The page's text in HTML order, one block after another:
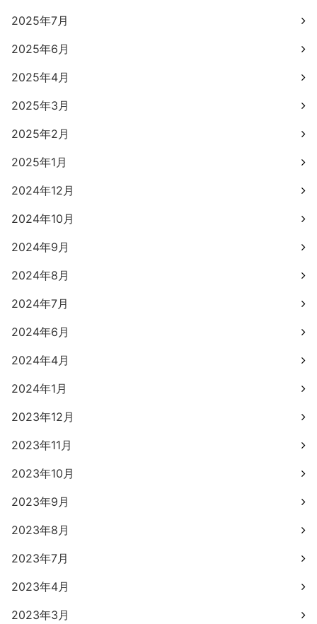
2025年7月
2025年6月
2025年4月
2025年3月
2025年2月
2025年1月
2024年12月
2024年10月
2024年9月
2024年8月
2024年7月
2024年6月
2024年4月
2024年1月
2023年12月
2023年11月
2023年10月
2023年9月
2023年8月
2023年7月
2023年4月
2023年3月